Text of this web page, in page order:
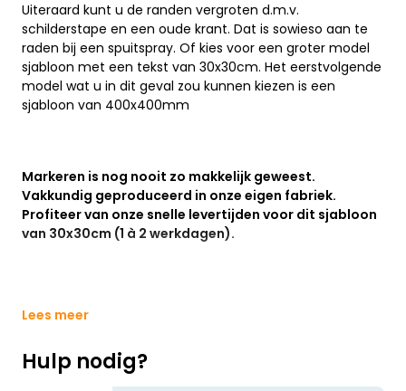
Uiteraard kunt u de randen vergroten d.m.v.
schilderstape en een oude krant. Dat is sowieso aan te
raden bij een spuitspray. Of kies voor een groter model
sjabloon met een tekst van 30x30cm. Het eerstvolgende
model wat u in dit geval zou kunnen kiezen is een
sjabloon van 400x400mm
Markeren is nog nooit zo makkelijk geweest.
Vakkundig geproduceerd in onze eigen fabriek.
Profiteer van onze snelle levertijden voor dit sjabloon
van 30x30cm (1 à 2 werkdagen).
Lees meer
Hulp nodig?